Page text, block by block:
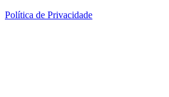
Política de Privacidade